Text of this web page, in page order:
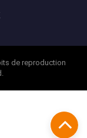
de reproduction